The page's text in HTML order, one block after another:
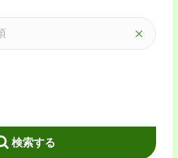
検索する